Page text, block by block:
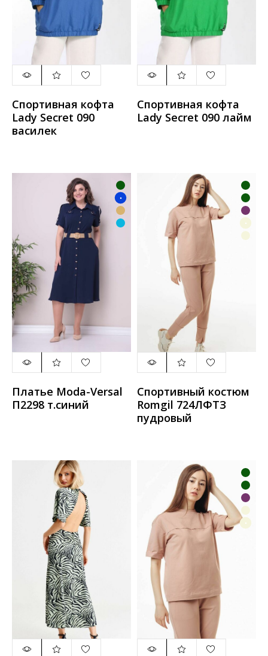
Спортивная кофта
Lady Secret 090
василек
Спортивная кофта
Lady Secret 090 лайм
Платье Moda-Versal
П2298 т.синий
Спортивный костюм
Romgil 724ЛФТЗ
пудровый